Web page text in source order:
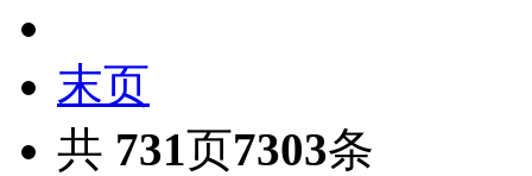
末页
共 731页7303条